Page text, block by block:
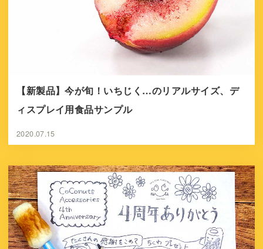
【新製品】今が旬！いちじく…のリアルサイズ、デ
ィスプレイ用食品サンプル
2020.07.15